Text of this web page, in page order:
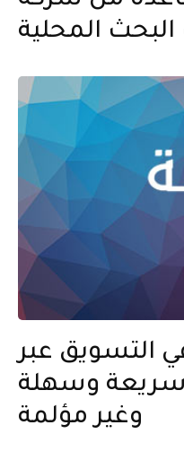
المحلية
التسويق عبر
سريعة وسهلة
وغير مؤلمة